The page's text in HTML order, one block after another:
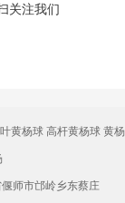
关注我们
黄杨球 高杆黄杨球 黄杨
师市邙岭乡东蔡庄